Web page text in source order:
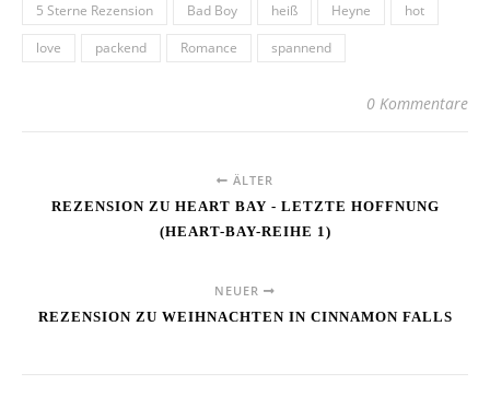
5 Sterne Rezension Bad Boy heiß Heyne
hot
love
packend Romance spannend
0 Kommentare
ÄLTER
REZENSION ZU HEART BAY - LETZTE HOFFNUNG
(HEART-BAY-REIHE 1)
NEUER
REZENSION ZU WEIHNACHTEN IN CINNAMON FALLS